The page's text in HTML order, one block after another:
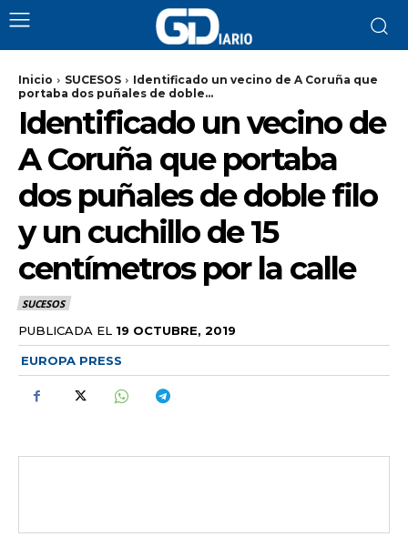
Inicio SUCESOS
Identificado un vecino de A Coruña que
portaba dos puñales de doble...
Identificado un vecino de
A Coruña que portaba
dos puñales de doble filo
y un cuchillo de 15
centímetros por la calle
SUCESOS
PUBLICADA EL 19 OCTUBRE, 2019
EUROPA PRESS